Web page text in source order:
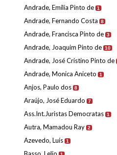
Andrade, Emília Pinto de 1
Andrade, Fernando Costa 8
Andrade, Francisca Pinto de 3
Andrade, Joaquim Pinto de 10
Andrade, José Cristino Pinto de
Andrade, Monica Aniceto 1
Anjos, Paulo dos 8
Araújo, José Eduardo 7
Ass.Int.Juristas Democratas 1
Autra, Mamadou Ray 2
Azevedo, Luís 1